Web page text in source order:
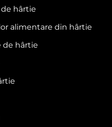
hârtie
alimentare din hârtie
de hârtie